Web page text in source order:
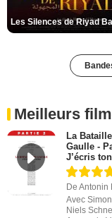
Meilleurs
La
Gaulle -
J’écris
De Antonin
Avec
Niels